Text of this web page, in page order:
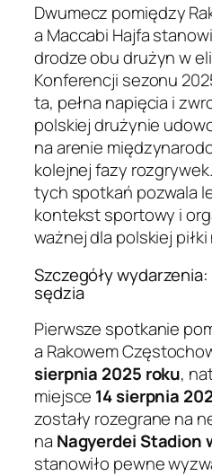
Dwumecz pomiędzy
a Maccabi Hajfa
drodze obu drużyn w
Konferencji sezonu
ta, pełna napięcia i
polskiej drużynie
na arenie
kolejnej fazy
tych spotkań pozwala
kontekst sportowy i
ważnej dla polskiej
Szczegóły
sędzia
Pierwsze spotkanie
a Rakowem
sierpnia 2025 roku,
miejsce 14 sierpnia
zostały rozegrane na
na Nagyerdei Stadion
stanowiło pewne